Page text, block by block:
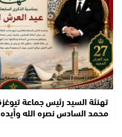
تهنئة السيد رئيس جماعة
محمد السادس نصره الله